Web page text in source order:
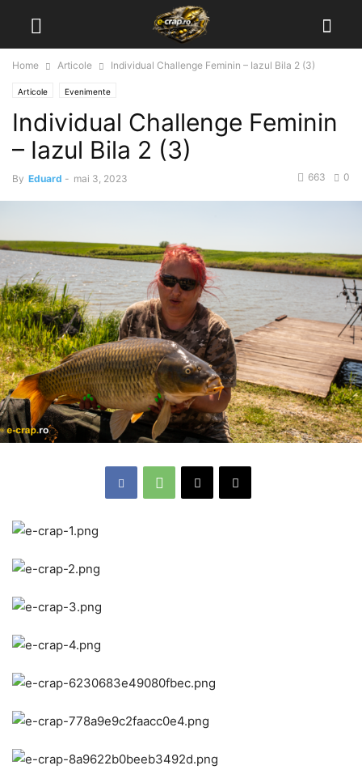
Home Articole Individual Challenge Feminin – Iazul Bila 2 (3)
Articole Evenimente
Individual Challenge Feminin
– Iazul Bila 2 (3)
By Eduard - mai 3, 2023 0
663